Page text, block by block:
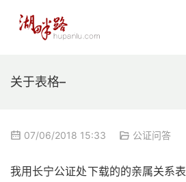
关于表格–
07/06/2018 15:33 公证问答
我用长宁公证处下载的的亲属关系